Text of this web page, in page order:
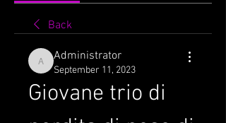
Back
Administrator
Administrator
September 11, 2023
Giovane trio di